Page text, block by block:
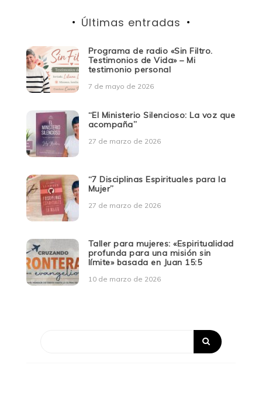
Últimas entradas
Programa de radio «Sin Filtro.
Testimonios de Vida» – Mi
testimonio personal
7 de mayo de 2026
“El Ministerio Silencioso: La voz que
acompaña”
27 de marzo de 2026
“7 Disciplinas Espirituales para la
Mujer”
27 de marzo de 2026
Taller para mujeres: «Espiritualidad
profunda para una misión sin
límite» basada en Juan 15:5
10 de marzo de 2026